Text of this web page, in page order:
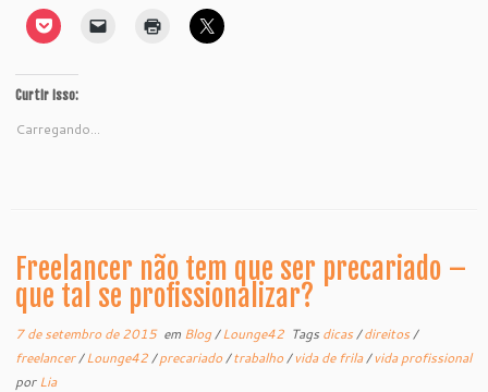
Curtir isso:
Carregando...
Freelancer não tem que ser precariado –
que tal se profissionalizar?
7 de setembro de 2015em Blog/Lounge42 Tags dicas/direitos/
freelancer/Lounge42/precariado/trabalho/vida de frila/vida profissional
porLia